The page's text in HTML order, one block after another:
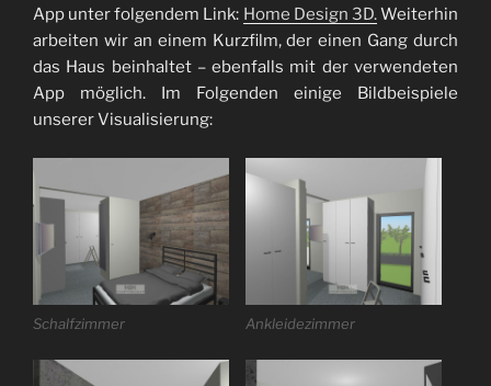
App unter folgendem Link: Home Design 3D.Weiterhin
arbeiten wir an einem Kurzfilm, der einen Gang durch
das Haus beinhaltet – ebenfalls mit der verwendeten
App möglich. Im Folgenden einige Bildbeispiele
unserer Visualisierung:
Schalfzimmer Ankleidezimmer